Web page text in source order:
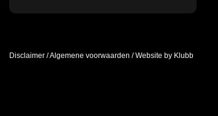
Disclaimer /Algemene voorwaarden /Website by Klubb